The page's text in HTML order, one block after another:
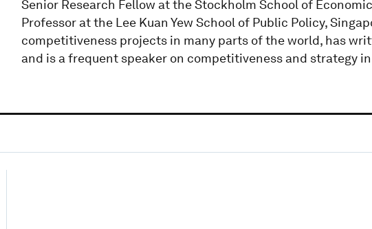
Senior Research Fellow at the Stockholm School of
Professor at the Lee Kuan Yew School of Public Policy,
competitiveness projects in many parts of the world, has
and is a frequent speaker on competitiveness and strategy